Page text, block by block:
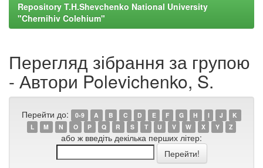
Repository T.H.Shevchenko National University
"Chernihiv Colehium"
Перегляд зібрання за групою
- Автори Polevichenko, S.
Перейти до: 0-9 A B C D E F G H I J
K
L
M N O P Q R S T U V W X Y Z
або ж введіть декілька перших літер: